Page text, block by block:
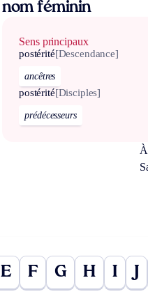
nom féminin
Sens principaux
postérité[Descendance]
ancêtres
postérité[Disciples]
prédécesseurs
E F G H I J